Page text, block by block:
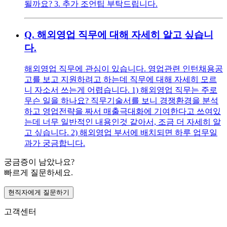
될까요? 3. 추가 조언팁 부탁드립니다.
Q. 해외영업 직무에 대해 자세히 알고 싶습니
다.
해외영업 직무에 관심이 있습니다. 영업관련 인턴채용공
고를 보고 지원하려고 하는데 직무에 대해 자세히 모르
니 자소서 쓰는게 어렵습니다. 1) 해외영업 직무는 주로
무슨 일을 하나요? 직무기술서를 보니 경쟁환경을 분석
하고 영업전략을 짜서 매출극대화에 기여한다고 쓰여있
는데 너무 일반적인 내용인것 같아서, 조금 더 자세히 알
고 싶습니다. 2) 해외영업 부서에 배치되면 하루 업무일
과가 궁금합니다.
궁금증이 남았나요?
빠르게 질문하세요.
현직자에게 질문하기
고객센터